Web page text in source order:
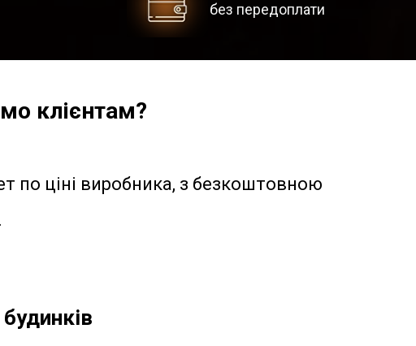
без передоплати
клієнтам?
по ціні виробника, з безкоштовною